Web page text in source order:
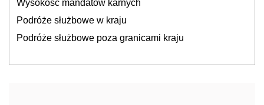
Wysokość mandatów karnych
Podróże służbowe w kraju
Podróże służbowe poza granicami kraju